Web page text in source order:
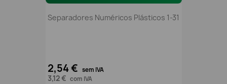
Separadores Numéricos Plásticos 1-31
2,54 € sem IVA
3,12 € com IVA